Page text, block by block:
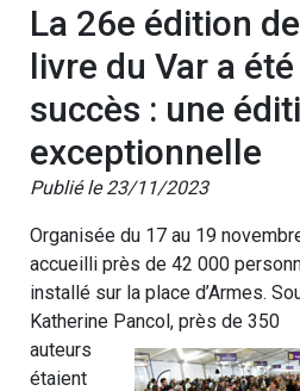
La 26e édition
livre du Var a
succès : une
exceptionnelle
Publié le 23/11/2023
Organisée du 17 au 19
accueilli près de 42 000
installé sur la place d’Armes.
Katherine Pancol, près de 350
auteurs
étaient